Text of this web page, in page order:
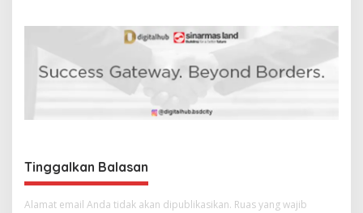
o
Tinggalkan Balasan
Alamat email Anda tidak akan dipublikasikan. Ruas yang wajib